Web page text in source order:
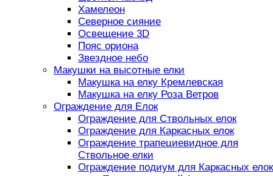
Хамелеон
Северное сияние
Освещение 3D
Пояс ориона
Звездное небо
Макушки на высотные елки
Макушка на елку Кремлевская
Макушка на елку Роза Ветров
Ограждение для Елок
Ограждение для Ствольных елок
Ограждение для Каркасных елок
Ограждение трапециевидное для
Ствольное елки
Ограждение подиум для Каркасных елок